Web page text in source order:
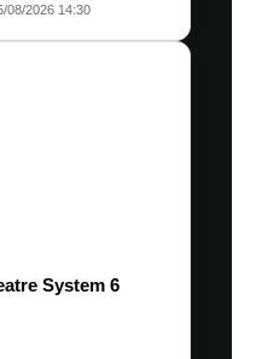
08/2026 14:30
System 6